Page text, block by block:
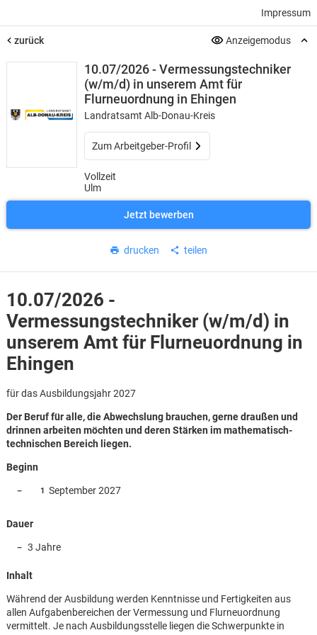
Impressum
zurück Anzeigemodus
10.07/2026 - Vermessungstechniker
(w/m/d) in unserem Amt für
Flurneuordnung in Ehingen
Landratsamt Alb-Donau-Kreis
Zum Arbeitgeber-Profil
Vollzeit
Ulm
Jetzt bewerben
drucken teilen
10.07/2026 -
Vermessungstechniker (w/m/d) in
unserem Amt für Flurneuordnung in
Ehingen
für das Ausbildungsjahr 2027
Der Beruf für alle, die Abwechslung brauchen, gerne draußen und
drinnen arbeiten möchten und deren Stärken im mathematisch-
technischen Bereich liegen.
Beginn
September 2027
Dauer
3 Jahre
Inhalt
Während der Ausbildung werden Kenntnisse und Fertigkeiten aus
allen Aufgabenbereichen der Vermessung und Flurneuordnung
vermittelt. Je nach Ausbildungsstelle liegen die Schwerpunkte in
Karte anzeigen